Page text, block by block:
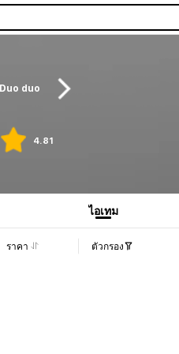
Duo duo
4.81
ไอเทม
ราคา ตัวกรอง